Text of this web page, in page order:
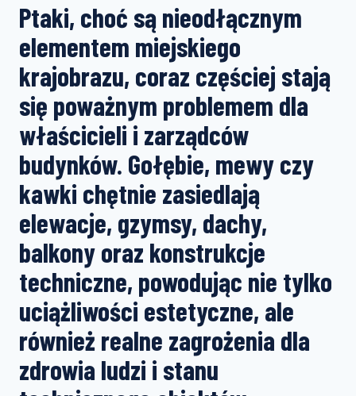
Ptaki, choć są nieodłącznym
elementem miejskiego
krajobrazu, coraz częściej stają
się poważnym problemem dla
właścicieli i zarządców
budynków. Gołębie, mewy czy
kawki chętnie zasiedlają
elewacje, gzymsy, dachy,
balkony oraz konstrukcje
techniczne, powodując nie tylko
uciążliwości estetyczne, ale
również realne zagrożenia dla
zdrowia ludzi i stanu